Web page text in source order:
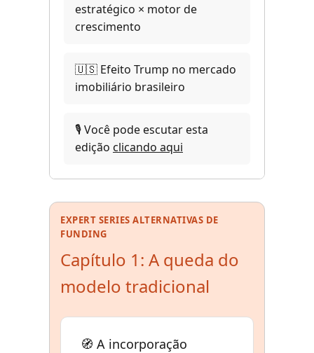
estratégico × motor de
crescimento
🇺🇸 Efeito Trump no mercado
imobiliário brasileiro
🎙️ Você pode escutar esta
edição clicando aqui
EXPERT SERIES ALTERNATIVAS DE
FUNDING
Capítulo 1: A queda do
modelo tradicional
🧭 A incorporação